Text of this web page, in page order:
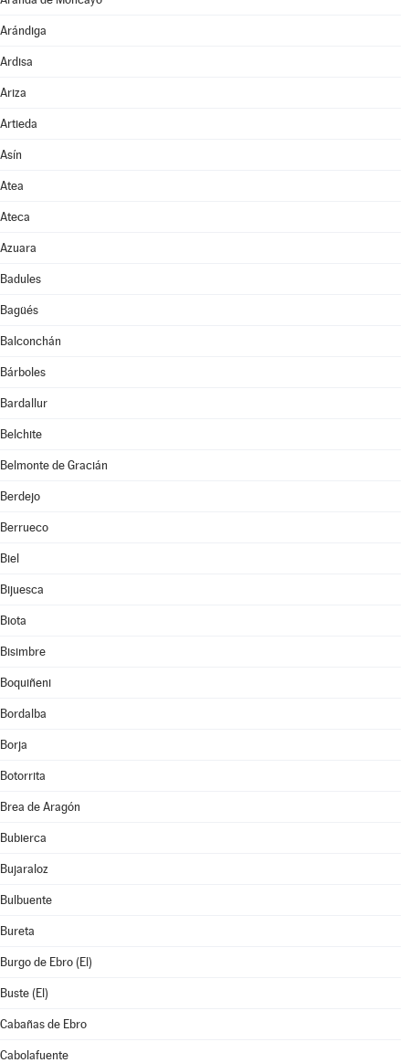
Arándiga
Ardisa
Ariza
Artieda
Asín
Atea
Ateca
Azuara
Badules
Bagüés
Balconchán
Bárboles
Bardallur
Belchite
Belmonte de Gracián
Berdejo
Berrueco
Biel
Bijuesca
Biota
Bisimbre
Boquiñeni
Bordalba
Borja
Botorrita
Brea de Aragón
Bubierca
Bujaraloz
Bulbuente
Bureta
Burgo de Ebro (El)
Buste (El)
Cabañas de Ebro
Cabolafuente